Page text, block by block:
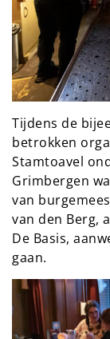
Tijdens de
betrokken
Stamtoavel
Grimbergen
van
van den Berg,
De Basis,
gaan.